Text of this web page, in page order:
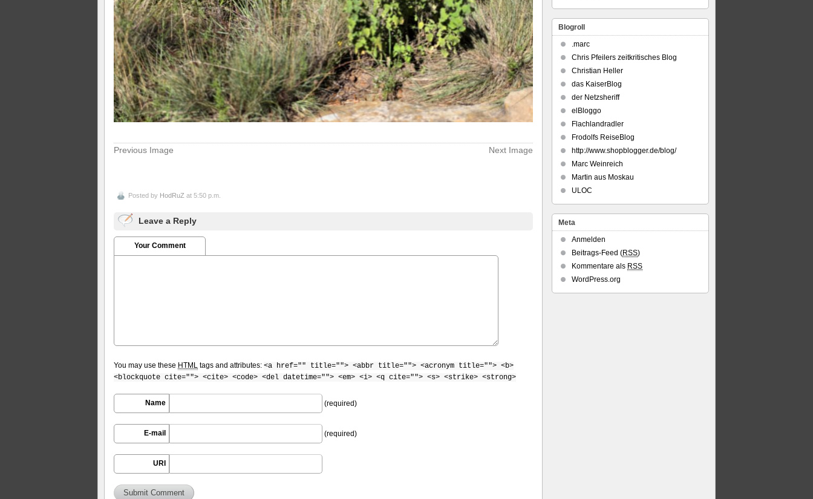
Previous Image Next Image
Posted by HodRuZ at 5:50 p.m.
Leave a Reply
Your Comment
You may use these HTML tags and attributes: <a href="" title=""> <abbr title=""> <acronym title=""> <b>
<blockquote cite=""> <cite> <code> <del datetime=""> <em> <i> <q cite=""> <s> <strike> <strong>
Name (required)
E-mail (required)
URI
Blogroll
.marc
Chris Pfeilers zeitkritisches Blog
Christian Heller
das KaiserBlog
der Netzsheriff
elBloggo
Flachlandradler
Frodolfs ReiseBlog
http://www.shopblogger.de/blog/
Marc Weinreich
Martin aus Moskau
ULOC
Meta
Anmelden
Beitrags-Feed (RSS)
Kommentare als RSS
WordPress.org